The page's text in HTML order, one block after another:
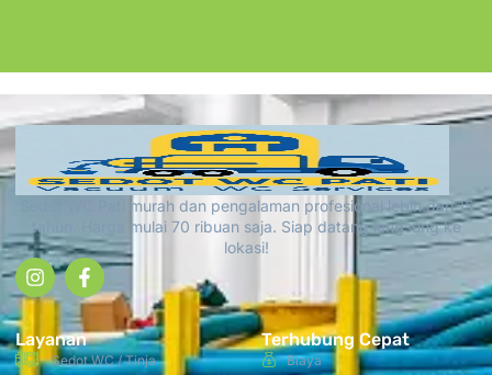
Sedot WC Pati murah dan pengalaman profesional lebih dari 15
tahun. Harga mulai 70 ribuan saja. Siap datang langsung ke
lokasi!
Layanan
Sedot WC / Tinja
Terhubung Cepat
Biaya